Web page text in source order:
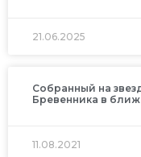
21.06.2025
Собранный на
Бревенника в
11.08.2021